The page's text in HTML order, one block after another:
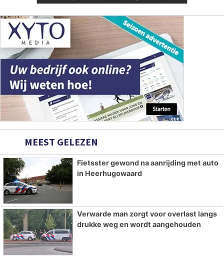
MEEST GELEZEN
Fietsster gewond na aanrijding met auto
in Heerhugowaard
Verwarde man zorgt voor overlast langs
drukke weg en wordt aangehouden